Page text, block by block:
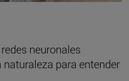
neuronales
naturaleza para entender